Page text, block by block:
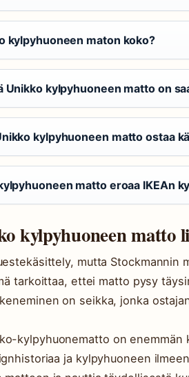
kylpyhuoneen maton koko?
Unikko kylpyhuoneen matto on
kylpyhuoneen matto ostaa
matto eroaa IKEAn
kylpyhuoneen matto
mutta Stockmannin
tarkoittaa, ettei matto pysy
on seikka, jonka
kylpyhuonematto on
ja kylpyhuoneen